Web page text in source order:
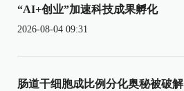
“AI+创业”加速科技成果孵化
2026-08-04 09:31
肠道干细胞成比例分化奥秘被破解